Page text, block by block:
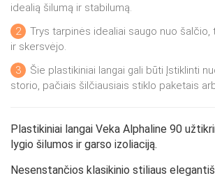
idealią šilumą ir stabilumą.
2
Trys tarpinės idealiai saugo nuo šalčio,
ir skersvėjo.
3
Šie plastikiniai langai gali būti Įstiklinti
storio, pačiais šilčiausiais stiklo paketais
Plastikiniai langai Veka Alphaline 90
lygio šilumos ir garso izoliaciją.
Nesenstančios klasikinio stiliaus